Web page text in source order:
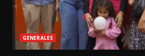
GENERALES